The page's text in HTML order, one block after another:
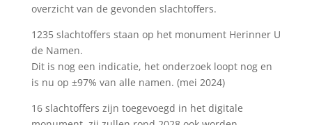
overzicht van de gevonden slachtoffers.
1235 slachtoffers staan op het monument Herinner U
de Namen.
Dit is nog een indicatie, het onderzoek loopt nog en
is nu op ±97% van alle namen. (mei 2024)
16 slachtoffers zijn toegevoegd in het digitale